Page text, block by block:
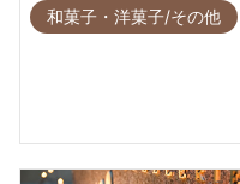
和菓子・洋菓子/その他